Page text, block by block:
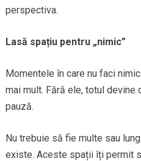
perspectiva.
Lasă spațiu pentru „nimic”
Momentele în care nu faci
mai mult. Fără ele, totul
pauză.
Nu trebuie să fie multe sau
existe. Aceste spații îți permit